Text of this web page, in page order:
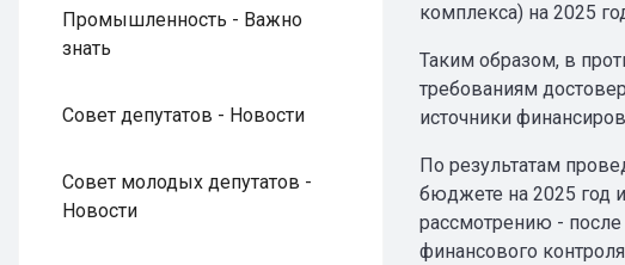
Промышленность - Важно
знать
Совет депутатов - Новости
Совет молодых депутатов -
Новости
комплекса) на 2025
Таким образом, в
требованиям
источники
По результатам
бюджете на 2025 год
рассмотрению -
финансового